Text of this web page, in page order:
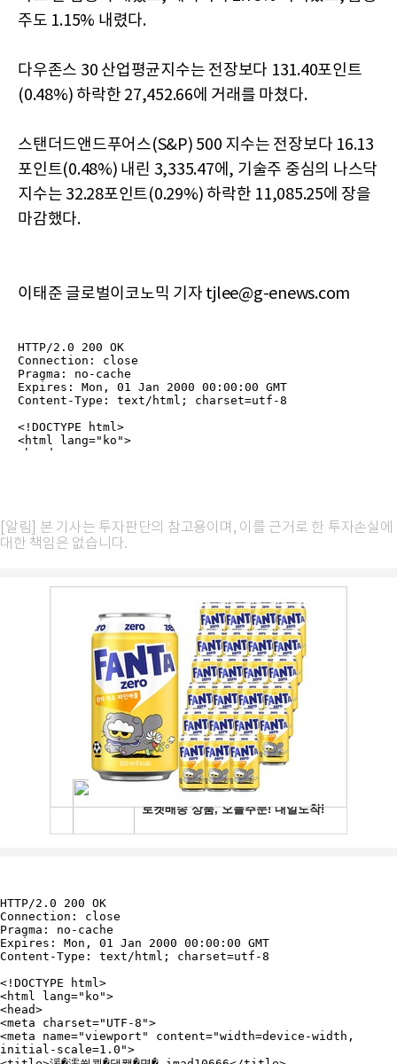
주도 1.15% 내렸다.
다우존스 30 산업평균지수는 전장보다 131.40포인트
(0.48%) 하락한 27,452.66에 거래를 마쳤다.
스탠더드앤드푸어스(S&P) 500 지수는 전장보다 16.13
포인트(0.48%) 내린 3,335.47에, 기술주 중심의 나스닥
지수는 32.28포인트(0.29%) 하락한 11,085.25에 장을
마감했다.
이태준 글로벌이코노믹 기자 tjlee@g-enews.com
[알림] 본 기사는 투자판단의 참고용이며, 이를 근거로 한 투자손실에
대한 책임은 없습니다.